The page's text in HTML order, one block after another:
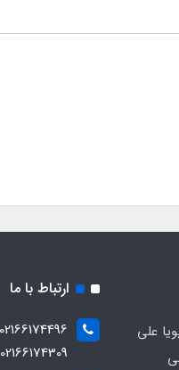
علی
ارتباط با ما
02166174309